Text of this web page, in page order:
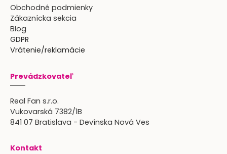
Obchodné podmienky
Zákaznícka sekcia
Blog
GDPR
Vrátenie/reklamácie
Prevádzkovateľ
Real Fan s.r.o.
Vukovarská 7382/1B
841 07 Bratislava - Devínska Nová Ves
Kontakt